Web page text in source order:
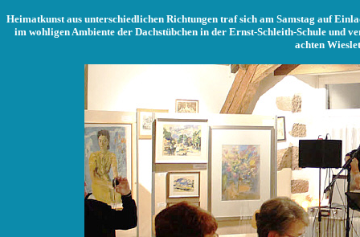
Heimatkunst aus unterschiedlichen Richtungen traf sich am Samstag auf
im wohligen Ambiente der Dachstübchen in der Ernst-Schleith-Schule und
achten